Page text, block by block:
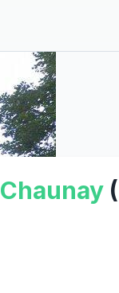
Chaunay (